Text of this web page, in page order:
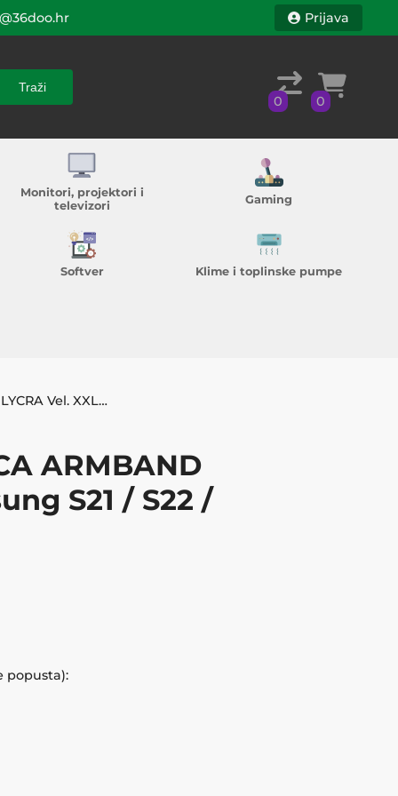
Traži
Prijava
Traži
0 0
Monitori, projektori i
televizori
Gaming
Softver Klime i toplinske pumpe
MM MOBITEL TORBICA ARMBAND LYCRA Vel. XXL Samsung S21 / S22 / Iph11.. sivo-rozi
ARMBAND
S21 / S22 /
popusta):